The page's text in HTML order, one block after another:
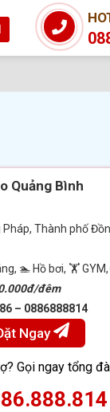
Quảng Bình
Thành phố
🏊 Hồ bơi, 🏋️ GYM,
đêm
– 0886888814
Ngay
Gọi ngay tổng